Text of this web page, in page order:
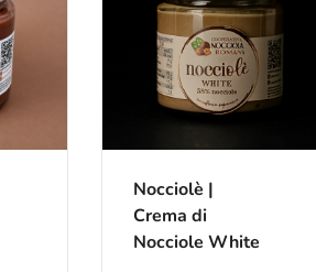
Nocciolè |
Crema di
Nocciole White